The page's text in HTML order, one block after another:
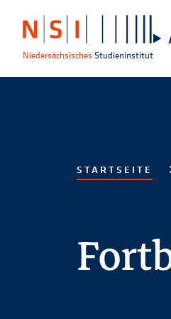
Niedersächsisches Studieninstitut
STARTSEITE